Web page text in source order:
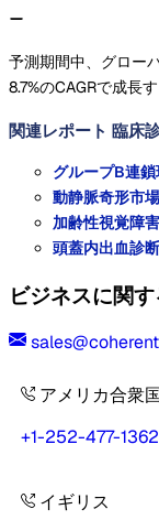
予測期間中、グロー
8.7%のCAGRで成長
関連レポート 臨床
グループB連
動静脈奇形市場
加齢性視覚障
頭蓋内出血診
ビジネスに関
アメリカ合衆
+1-252-477-1362
イギリス